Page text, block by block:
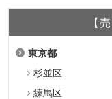
【
東京都
杉並区
練馬区